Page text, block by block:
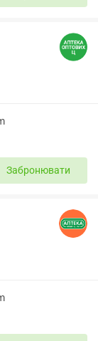
Забронювати